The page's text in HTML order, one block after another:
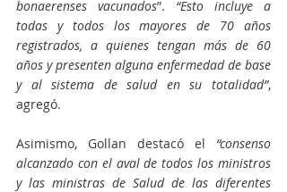
bonaerenses vacunados”. “Esto incluye a
todas y todos los mayores de 70 años
registrados, a quienes tengan más de 60
años y presenten alguna enfermedad de base
y al sistema de salud en su totalidad”,
agregó.
Asimismo, Gollan destacó el “consenso
alcanzado con el aval de todos los ministros
y las ministras de Salud de las diferentes